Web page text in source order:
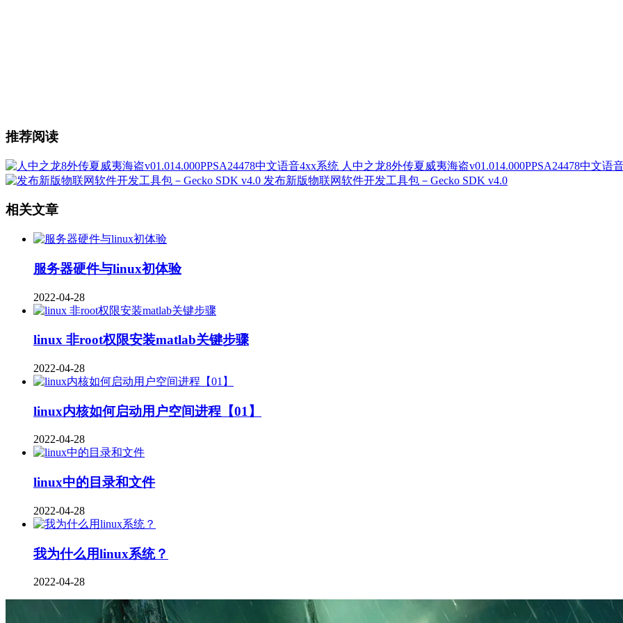
推荐阅读
人中之龙8外传夏威夷海盗v01.014.000PPSA24478中文语
发布新版物联网软件开发工具包－Gecko SDK v4.0
相关文章
服务器硬件与linux初体验
2022-04-28
linux 非root权限安装matlab关键步骤
2022-04-28
linux内核如何启动用户空间进程【01】
2022-04-28
linux中的目录和文件
2022-04-28
我为什么用linux系统？
2022-04-28